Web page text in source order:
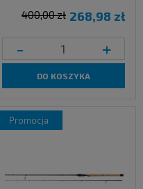
268,98 zł
400,00 zł
- +
DO KOSZYKA
promocja